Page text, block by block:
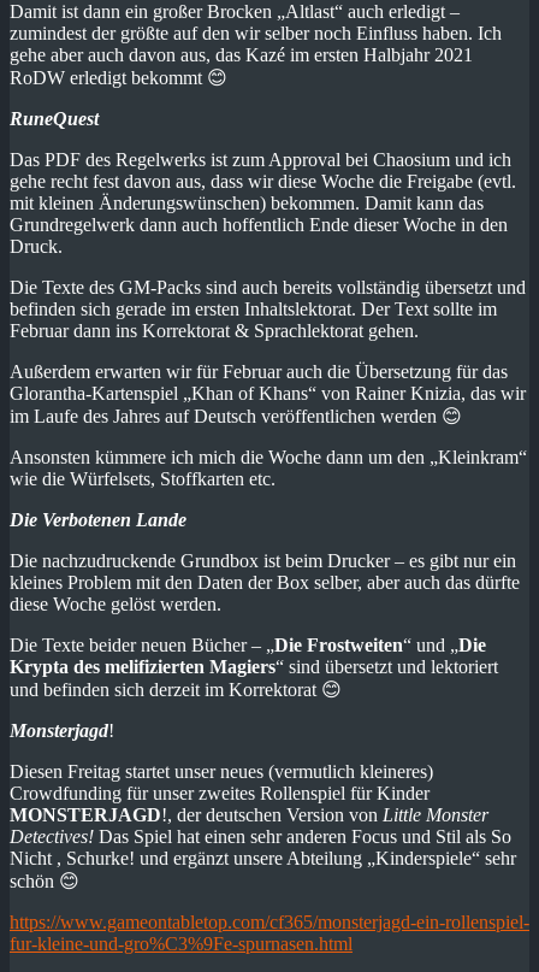
Damit ist dann ein großer Brocken „Altlast“ auch erledigt –
zumindest der größte auf den wir selber noch Einfluss haben. Ich
gehe aber auch davon aus, das Kazé im ersten Halbjahr 2021
RoDW erledigt bekommt 😊
RuneQuest
Das PDF des Regelwerks ist zum Approval bei Chaosium und ich
gehe recht fest davon aus, dass wir diese Woche die Freigabe (evtl.
mit kleinen Änderungswünschen) bekommen. Damit kann das
Grundregelwerk dann auch hoffentlich Ende dieser Woche in den
Druck.
Die Texte des GM-Packs sind auch bereits vollständig übersetzt und
befinden sich gerade im ersten Inhaltslektorat. Der Text sollte im
Februar dann ins Korrektorat & Sprachlektorat gehen.
Außerdem erwarten wir für Februar auch die Übersetzung für das
Glorantha-Kartenspiel „Khan of Khans“ von Rainer Knizia, das wir
im Laufe des Jahres auf Deutsch veröffentlichen werden 😊
Ansonsten kümmere ich mich die Woche dann um den „Kleinkram“
wie die Würfelsets, Stoffkarten etc.
Die Verbotenen Lande
Die nachzudruckende Grundbox ist beim Drucker – es gibt nur ein
kleines Problem mit den Daten der Box selber, aber auch das dürfte
diese Woche gelöst werden.
Die Texte beider neuen Bücher – „Die Frostweiten“ und „Die
Krypta des melifizierten Magiers“ sind übersetzt und lektoriert
und befinden sich derzeit im Korrektorat 😊
Monsterjagd!
Diesen Freitag startet unser neues (vermutlich kleineres)
Crowdfunding für unser zweites Rollenspiel für Kinder
MONSTERJAGD!, der deutschen Version von Little Monster
Detectives! Das Spiel hat einen sehr anderen Focus und Stil als So
Nicht , Schurke! und ergänzt unsere Abteilung „Kinderspiele“ sehr
schön 😊
https://www.gameontabletop.com/cf365/monsterjagd-ein-rollenspiel-
fur-kleine-und-gro%C3%9Fe-spurnasen.html